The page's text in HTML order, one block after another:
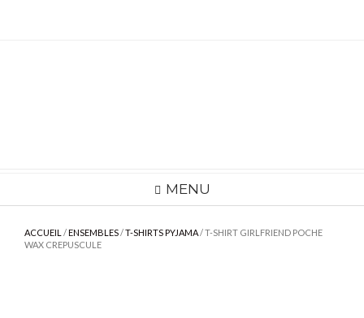
MENU
ACCUEIL /ENSEMBLES/T-SHIRTS PYJAMA/ T-SHIRT GIRLFRIEND POCHE
WAX CREPUSCULE